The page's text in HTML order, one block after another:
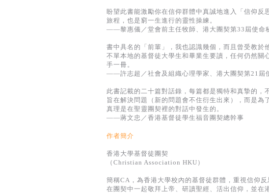
盼望此書能激勵你在信仰群體中真誠地進入「信仰
旅程，也是窮一生進行的靈性操練。
——黎惠儀／堂會前主任牧師、港大團契第33屆使命
書中具名的「前輩」，我也認識幾個，而且曾受教
不單本地的基督徒大學生和畢業生要讀，任何仍然關
手一冊。
——許志超／社會及組織心理學家、港大團契第21屆
此書記載的二十篇對話錄，每篇都是獨特和真摯的
旨在解決問題（新的問題會不住衍生出來），而是
真理是在聖靈團契裡的對話中發生的。
——蔣文忠／香港基督徒學生福音團契總幹事
作者簡介
香港大學基督徒團契
（Christian Association HKU）
簡稱CA，為香港大學校內的基督徒群體，重視信仰
在團契中一起敬拜上帝、研讀聖經、活出信仰，並在